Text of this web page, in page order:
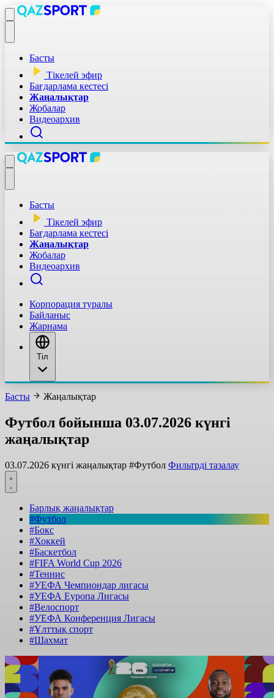
Басты
Тікелей эфир
Бағдарлама кестесі
Жаңалықтар
Жобалар
Видеоархив
Басты
Тікелей эфир
Бағдарлама кестесі
Жаңалықтар
Жобалар
Видеоархив
Корпорация туралы
Байланыс
Жарнама
Тіл
Басты Жаңалықтар
Футбол бойынша 03.07.2026 күнгі
жаңалықтар
03.07.2026 күнгі жаңалықтар #Футбол Фильтрді тазалау
Барлық жаңалықтар
#Футбол
#Бокс
#Хоккей
#Баскетбол
#FIFA World Cup 2026
#Теннис
#УЕФА Чемпиондар лигасы
#УЕФА Еуропа Лигасы
#Велоспорт
#УЕФА Конференция Лигасы
#Ұлттық спорт
#Шахмат